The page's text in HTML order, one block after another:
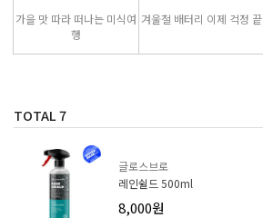
가을 맛 따라 떠나는 미식여
행
겨울철 배터리 이제 걱정 끝
TOTAL7
글로스브로
레인쉴드 500ml
8,000원